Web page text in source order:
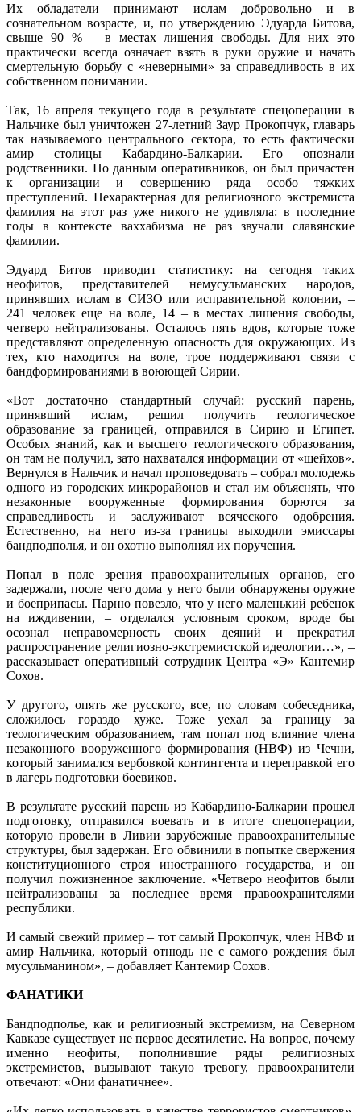
Их обладатели принимают ислам добровольно и в
сознательном возрасте, и, по утверждению Эдуарда Битова,
свыше 90 % – в местах лишения свободы. Для них это
практически всегда означает взять в руки оружие и начать
смертельную борьбу с «неверными» за справедливость в их
собственном понимании.
Так, 16 апреля текущего года в результате спецоперации в
Нальчике был уничтожен 27-летний Заур Прокопчук, главарь
так называемого центрального сектора, то есть фактически
амир столицы Кабардино-Балкарии. Его опознали
родственники. По данным оперативников, он был причастен
к организации и совершению ряда особо тяжких
преступлений. Нехарактерная для религиозного экстремиста
фамилия на этот раз уже никого не удивляла: в последние
годы в контексте ваххабизма не раз звучали славянские
фамилии.
Эдуард Битов приводит статистику: на сегодня таких
неофитов, представителей немусульманских народов,
принявших ислам в СИЗО или исправительной колонии, –
241 человек еще на воле, 14 – в мес­тах лишения свободы,
четверо нейтрализованы. Осталось пять вдов, которые тоже
представляют определенную опасность для окружающих. Из
тех, кто находится на воле, трое поддерживают связи с
бандформированиями в воюющей Сирии.
«Вот достаточно стандартный случай: русский парень,
принявший ислам, решил получить теологическое
образование за границей, отправился в Сирию и Египет.
Особых знаний, как и высшего теологического образования,
он там не получил, зато нахватался информации от «шейхов».
Вернулся в Нальчик и начал проповедовать – собрал молодежь
одного из городских микрорайонов и стал им объяснять, что
незаконные вооруженные формирования борются за
справедливость и заслуживают всяческого одобрения.
Естественно, на него из-за границы выходили эмиссары
бандподполья, и он охотно выполнял их поручения.
Попал в поле зрения правоохранительных органов, его
задержали, после чего дома у него были обнаружены оружие
и боеприпасы. Парню повезло, что у него маленький ребенок
на иждивении, – отделался условным сроком, вроде бы
осознал неправомерность своих деяний и прекратил
распространение религиозно-экстремистской идеологии…», –
рассказывает оперативный сотрудник Центра «Э» Кантемир
Сохов.
У другого, опять же русского, все, по словам собеседника,
сложилось гораздо хуже. Тоже уехал за границу за
теологическим образованием, там попал под влияние члена
незаконного вооруженного формирования (НВФ) из Чечни,
который занимался вербовкой контингента и переправкой его
в лагерь подготовки боевиков.
В результате русский парень из Кабардино-Балкарии прошел
подготовку, отправился воевать и в итоге спецоперации,
которую провели в Ливии зарубежные правоохранительные
структуры, был задержан. Его обвинили в попытке свержения
конституционного строя иностранного государства, и он
получил пожизненное заключение. «Четверо неофитов были
нейтрализованы за последнее время правоохранителями
республики.
И самый свежий пример – тот самый Прокопчук, член НВФ и
амир Нальчика, который отнюдь не с самого рождения был
мусульманином», – добавляет Кантемир Сохов.
ФАНАТИКИ
Бандподполье, как и религиозный экстремизм, на Северном
Кавказе существует не первое десятилетие. На вопрос, почему
именно неофиты, пополнившие ряды религиозных
экстремистов, вызывают такую тревогу, правоохранители
отвечают: «Они фанатичнее».